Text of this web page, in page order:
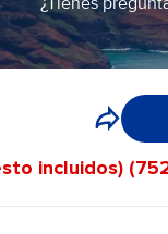
incluidos)